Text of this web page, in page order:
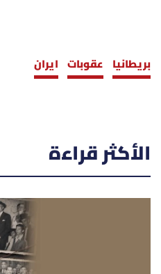
بريطانيا عقوبات ايران
الأكثر قراءة